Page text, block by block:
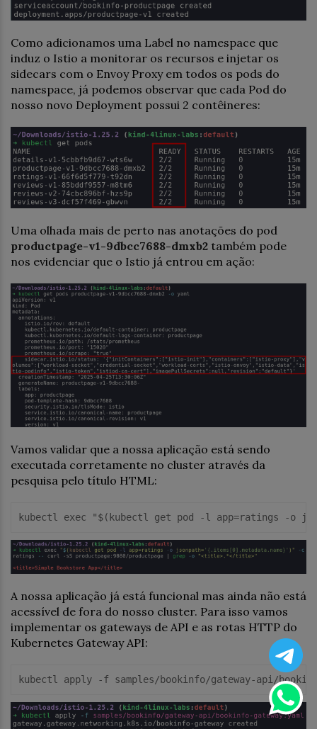
Como adicionamos uma Label no namespace que
induz o Istio a monitorar os recursos e injetar os
sidecars com o Envoy Proxy em todos os pods do
namespace, já podemos observar que cada Pod do
nosso novo Deployment possui 2 contêineres:
Uma olhada mais de perto nas anotações do pod
productpage-v1-9dbcc7688-dmxb2 também pode
nos evidenciar que o Istio já entrou em ação:
Vamos validar que a nossa aplicação está sendo
executada corretamente no cluster através da
pesquisa pelo título HTML:
kubectl exec "$(kubectl get pod -l app=ratings -o
A nossa aplicação já está funcional mas ainda não está
acessível de fora do nosso cluster. Para isso vamos
implementar os gateways de API e as rotas HTTP do
Kubernetes Gateway API:
kubectl apply -f samples/bookinfo/gateway-api /